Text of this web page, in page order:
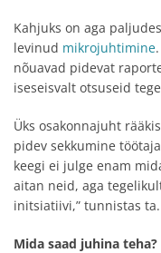
Kahjuks on aga
levinud mikrojuhtimine
nõuavad pidevat
iseseisvalt otsuseid
Üks osakonnajuht
pidev sekkumine
keegi ei julge enam
aitan neid, aga
initsiatiivi,” tunnistas ta.
Mida saad juhina teha?